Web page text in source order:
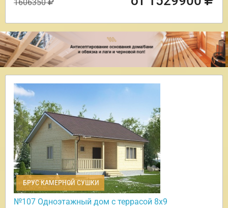
1606350
БРУС КАМЕРНОЙ СУШКИ
№107 Одноэтажный дом с террасой 8х9